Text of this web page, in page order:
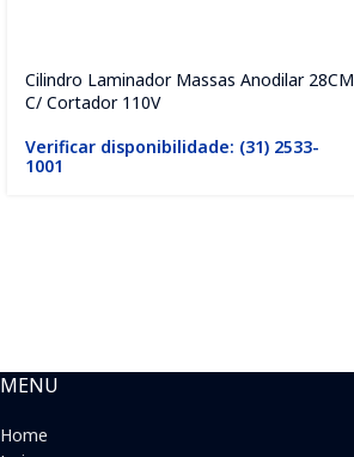
Cilindro Laminador Massas Anodilar 28CM
C/ Cortador 110V
Verificar disponibilidade: (31) 2533-
1001
MENU
Home